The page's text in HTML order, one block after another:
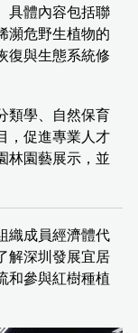
具體內容包括聯
瀕危野生植物的
復與生態系統修
類學、自然保育
，促進專業人才
林園藝展示，並
織成員經濟體代
解深圳發展宜居
和參與紅樹種植